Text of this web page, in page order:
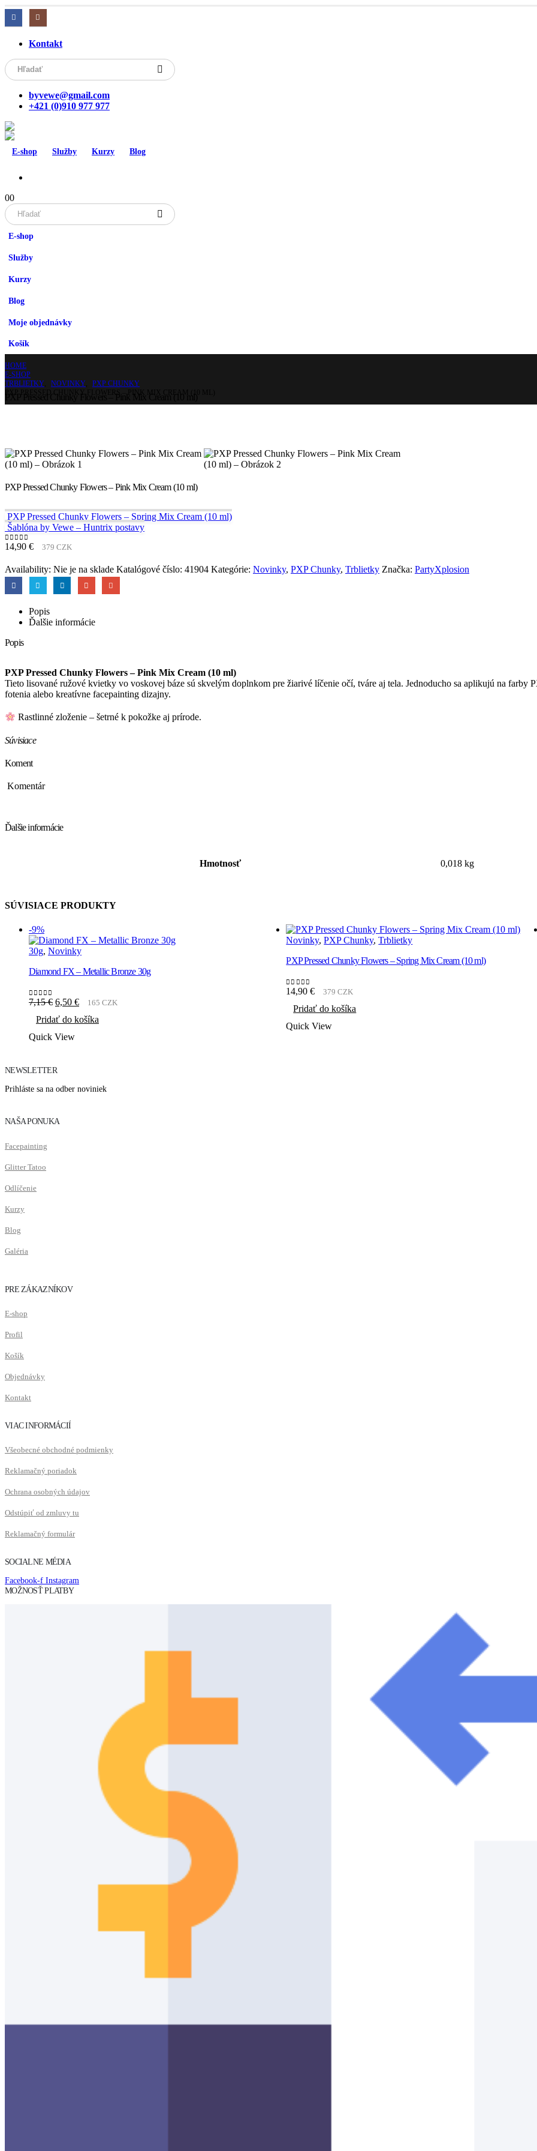
Kontakt
byvewe@gmail.com
+421 (0)910 977 977
E-shop Služby Kurzy Blog
00
E-shop
Služby
Kurzy
Blog
Moje objednávky
Košík
HOME
E-SHOP
TRBLIETKY
NOVINKY
PXP CHUNKY
PXP Pressed Chunky Flowers – Pink Mix Cream (10 ml)
PXP Pressed Chunky Flowers – Spring Mix Cream (10 ml)
Šablóna by Vewe – Huntrix postavy
0 out of 5
14,90 € 379 CZK
Availability: Nie je na sklade Katalógové číslo: 41904 Kategórie: Novinky, PXP Chunky, Trblietky Značka: PartyXplosion
Popis
Ďalšie informácie
Popis
PXP Pressed Chunky Flowers – Pink Mix Cream (10 ml)
Tieto lisované ružové kvietky vo voskovej báze sú skvelým doplnkom pre žiarivé líčenie očí, tváre aj tela. Jednoducho sa aplikujú na farby
fotenia alebo kreatívne facepainting dizajny.
Rastlinné zloženie – šetrné k pokožke aj prírode.
Súvisiace
Koment
Komentár
Ďalšie informácie
Hmotnosť 0,018 kg
SÚVISIACE PRODUKTY
-9%
30g, Novinky
Diamond FX – Metallic Bronze 30g
0out of 5
7,15€ Pôvodná
bola:
7,15 €.
6,50 €Aktuálna
je:
165 CZK
Pridať do košíka
Quick View
Novinky,PXP Chunky,Trblietky
PXP Pressed Chunky Flowers – Spring Mix Cream (10 ml)
out of 5
14,90€ 379 CZK
Pridať do košíka
Quick View
NEWSLETTER
Prihláste sa na odber noviniek
NAŠA PONUKA
Facepainting
Glitter Tatoo
Odlíčenie
Kurzy
Blog
Galéria
PRE ZÁKAZNÍKOV
E-shop
Profil
Košík
Objednávky
Kontakt
VIAC INFORMÁCIÍ
Všeobecné obchodné podmienky
Reklamačný poriadok
Ochrana osobných údajov
Odstúpiť od zmluvy tu
Reklamačný formulár
SOCIALNE MÉDIA
Facebook-f Instagram
MOŽNOSŤ PLATBY